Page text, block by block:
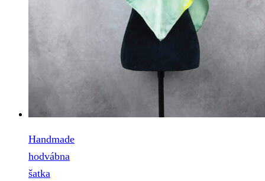
Handmade
hodvábna
šatka